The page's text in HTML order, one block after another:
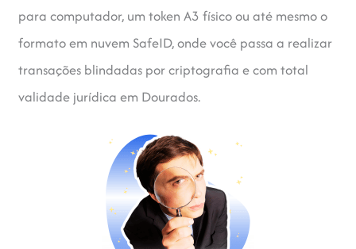
para computador, um token A3 físico ou até mesmo o
formato em nuvem SafeID, onde você passa a realizar
transações blindadas por criptografia e com total
validade jurídica em Dourados.